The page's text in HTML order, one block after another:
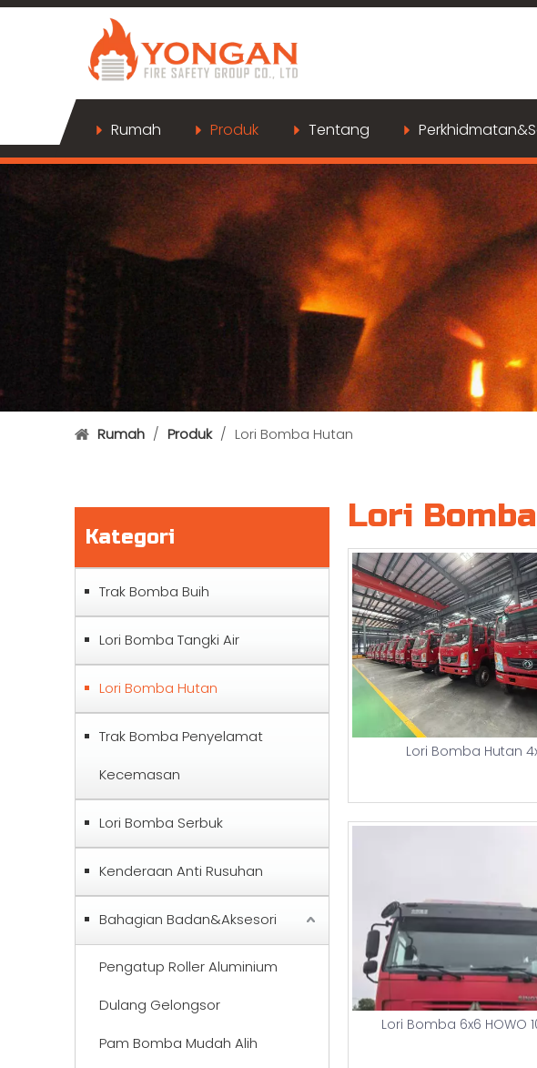
Rumah Produk Tentang
Rumah / Produk / Lori Bomba Hutan
Kategori
Trak Bomba Buih
Lori Bomba Tangki Air
Lori Bomba Hutan
Trak Bomba Penyelamat
Kecemasan
Lori Bomba Serbuk
Kenderaan Anti Rusuhan
Bahagian Badan&Aksesori
Pengatup Roller Aluminium
Dulang Gelongsor
Pam Bomba Mudah Alih
Lori
Lori Bomba Hutan
Lori Bomba 6x6 HOWO